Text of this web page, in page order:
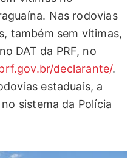
Nas rodovias
também sem vítimas,
DAT da PRF, no
declarante/.
estaduais, a
sistema da Polícia